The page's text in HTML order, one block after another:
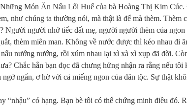
Những Món Ăn Nấu Lối Huế của bà Hoàng Thị Kim Cúc.
như chúng ta thường nói, mà thật là để mà thèm. Thèm
Người người nhớ tiếc đất mẹ, người người thèm của ngon
thèm miên man. Không về nước được thì kéo nhau đi
nướng nướng, rồi xúm nhau lại xì xà xì xụp đã đời.
Chắc hẳn bạn đọc đã chưng hửng nhận ra rằng nếu tôi
ngẩn, ơ hờ với cả miếng ngon của dân tộc. Sự thật
“nhậu” có hạng. Bạn bè tôi có thể chứng minh điều đó.